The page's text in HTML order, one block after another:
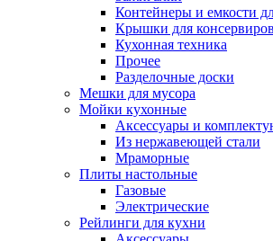
Контейнеры и емкости
Крышки для
Кухонная техника
Прочее
Разделочные доски
Мешки для мусора
Мойки кухонные
Аксессуары и
Из нержавеющей стали
Мраморные
Плиты настольные
Газовые
Электрические
Рейлинги для кухни